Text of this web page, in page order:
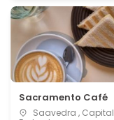
Sacramento Café
Saavedra , Capital